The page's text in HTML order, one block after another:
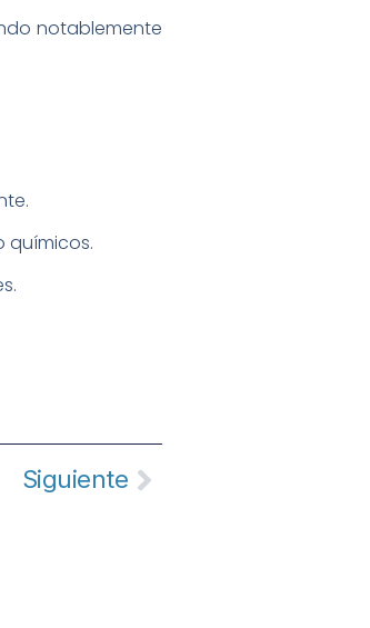
notablemente
químicos.
Siguiente